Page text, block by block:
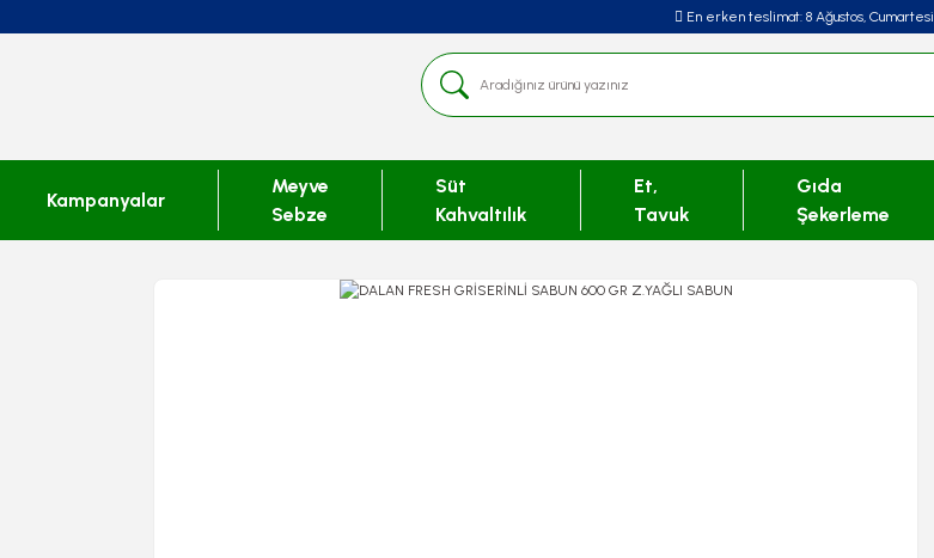
En erken teslimat: 8 Ağustos, Cumartesi
Kampanyalar
Meyve
Sebze
Süt
Kahvaltılık
Et,
Tavuk
Gıda
Şekerleme